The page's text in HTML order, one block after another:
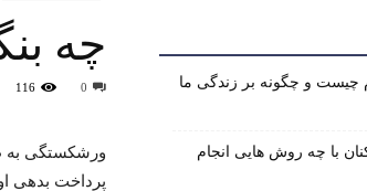
چه
0
116
ورشکستگی به
پرداخت بدهی
چیست و چگونه بر زندگی ما
با چه روش هایی انجام